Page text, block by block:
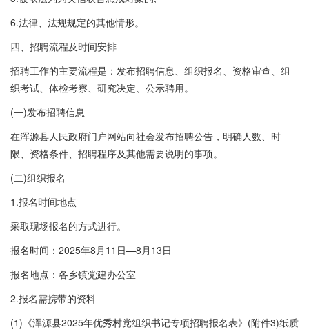
6.法律、法规规定的其他情形。
四、招聘流程及时间安排
招聘工作的主要流程是：发布招聘信息、组织报名、资格审查、组
织考试、体检考察、研究决定、公示聘用。
(一)发布招聘信息
在浑源县人民政府门户网站向社会发布招聘公告，明确人数、时
限、资格条件、招聘程序及其他需要说明的事项。
(二)组织报名
1.报名时间地点
采取现场报名的方式进行。
报名时间：2025年8月11日—8月13日
报名地点：各乡镇党建办公室
2.报名需携带的资料
(1)《浑源县2025年优秀村党组织书记专项招聘报名表》(附件3)纸质